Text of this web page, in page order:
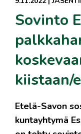
Sovinto
kiistaan/
Etelä-Savon
kuntayhtymä